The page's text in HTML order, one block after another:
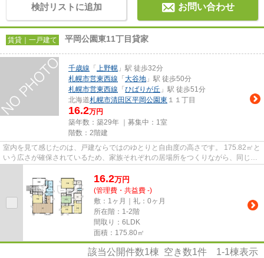
検討リストに追加 お問い合わせ
賃貸｜一戸建て 平岡公園東11丁目貸家
千歳線 「 上野幌 」駅 徒歩32分
札幌市営東西線 「 大谷地 」駅 徒歩50分
札幌市営東西線 「 ひばりが丘 」駅 徒歩51分
北海道札幌市清田区平岡公園東 １１丁目
16.2万円
築年数：築29年 ｜募集中： 1室
階数：2階建
室内を見て感じたのは、戸建ならではのゆとりと自由度の高さです。 175.82㎡と
いう広さが確保されているため、家族それぞれの居場所をつくりながら、同じ空
16.2万円
(管理費・共益費 -)
敷：1ヶ月｜礼：0ヶ月
所在階：1-2階
間取り：6LDK
面積：175.80㎡
該当公開件数1棟 空き数1件 1-1棟表示